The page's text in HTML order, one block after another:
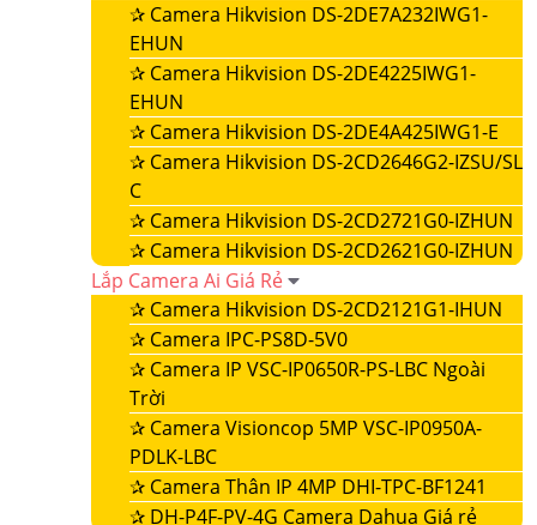
✰ Camera Hikvision DS-2DE7A232IWG1-
EHUN
✰ Camera Hikvision DS-2DE4225IWG1-
EHUN
✰ Camera Hikvision DS-2DE4A425IWG1-E
✰ Camera Hikvision DS-2CD2646G2-IZSU/SL
C
✰ Camera Hikvision DS-2CD2721G0-IZHUN
✰ Camera Hikvision DS-2CD2621G0-IZHUN
Lắp Camera Ai Giá Rẻ
✰ Camera Hikvision DS-2CD2121G1-IHUN
✰ Camera IPC-PS8D-5V0
✰ Camera IP VSC-IP0650R-PS-LBC Ngoài
Trời
✰ Camera Visioncop 5MP VSC-IP0950A-
PDLK-LBC
✰ Camera Thân IP 4MP DHI-TPC-BF1241
✰ DH-P4F-PV-4G Camera Dahua Giá rẻ